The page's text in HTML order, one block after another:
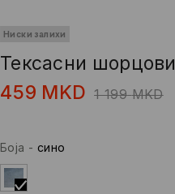
Ниски залихи
Тексасни шорцови
459 MKD 1 199 MKD
Боја - сино